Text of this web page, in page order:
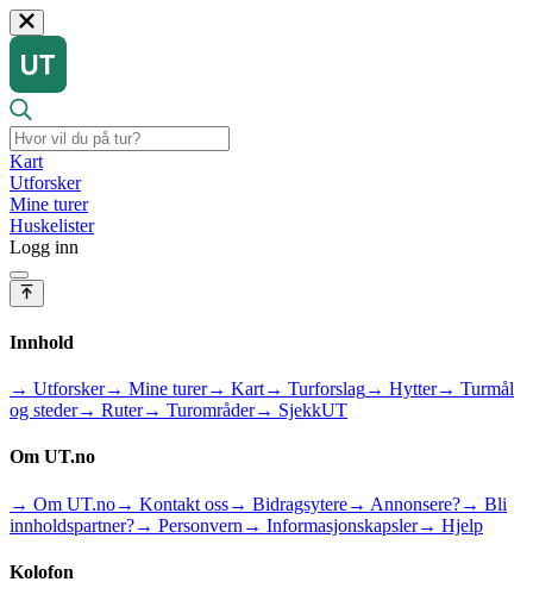
Kart
Utforsker
Mine turer
Huskelister
Logg inn
Innhold
→ Utforsker→ Mine turer→ Kart→ Turforslag→ Hytter→ Turmål
og steder→ Ruter→ Turområder→ SjekkUT
Om UT.no
→ Om UT.no→ Kontakt oss→ Bidragsytere→ Annonsere?→ Bli
innholdspartner?→ Personvern → Informasjonskapsler→ Hjelp
Kolofon